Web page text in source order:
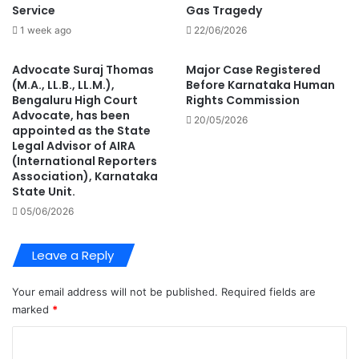
Service
1 week ago
Gas Tragedy
22/06/2026
Advocate Suraj Thomas
(M.A., LL.B., LL.M.),
Bengaluru High Court
Advocate, has been
appointed as the State
Legal Advisor of AIRA
(International Reporters
Association), Karnataka
State Unit.
05/06/2026
Major Case Registered
Before Karnataka Human
Rights Commission
20/05/2026
Leave a Reply
Your email address will not be published. Required fields are
marked *